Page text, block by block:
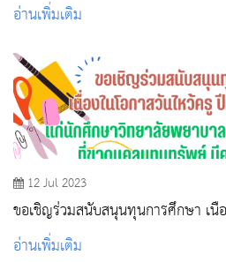
อ่านเพิ่มเติม
12 Jul 2023
ขอเชิญร่วมสนับสนุนทุนการศึกษา เนื่
ศึกษา 2566
อ่านเพิ่มเติม